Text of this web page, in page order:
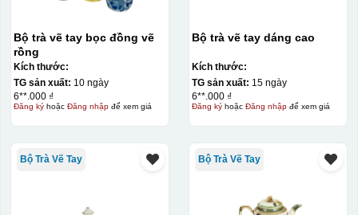
Bộ trà vẽ tay bọc đồng vẽ
rồng
Kích thước:
TG sản xuất: 10 ngày
6**.000 ₫
Đăng kýhoặc Đăng nhậpđể xem giá
Bộ trà vẽ tay dáng cao
Kích thước:
TG sản xuất: 15 ngày
6**.000 ₫
Đăng kýhoặc Đăng nhậpđể xem giá
Bộ Trà Vẽ Tay Bộ Trà Vẽ Tay